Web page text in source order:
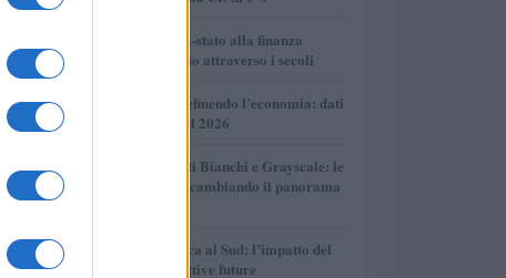
2
Dalle antiche città-stato alla finanza
globale: un viaggio attraverso i secoli
3
Come l’IA sta ridefinendo l’economia: dati
e prospettive per il 2026
4
Volotea, Certificati Bianchi e Grayscale: le
novità che stanno cambiando il panorama
5
Crescita economica al Sud: l’impatto del
PNRR e le prospettive future